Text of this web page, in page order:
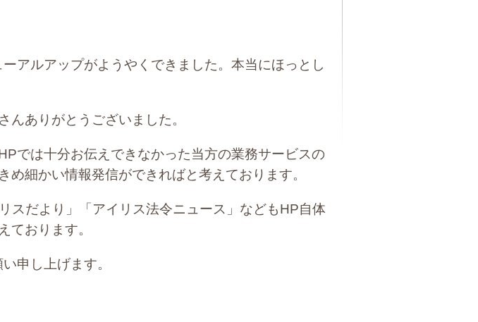
アルアップがようやくできました。本当にほっとし
ありがとうございました。
では十分お伝えできなかった当方の業務サービスの
細かい情報発信ができればと考えております。
スだより」「アイリス法令ニュース」などもHP自体
ております。
申し上げます。